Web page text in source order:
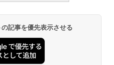
記事を優先表示させる